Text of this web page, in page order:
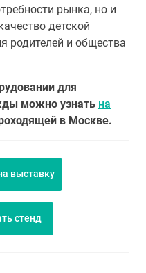
рынка, но и
детской
родителей и общества
для
можно узнать на
в Москве.
выставку
стенд